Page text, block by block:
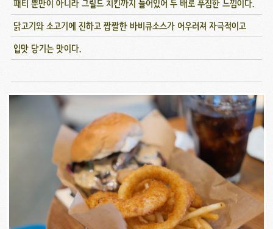
패티 뿐만이 아니라 그릴드 치킨까지 들어있어 두 배로 푸짐한 느낌이다.
닭고기와 소고기에 진하고 짭짤한 바비큐소스가 어우러져 자극적이고
입맛 당기는 맛이다.